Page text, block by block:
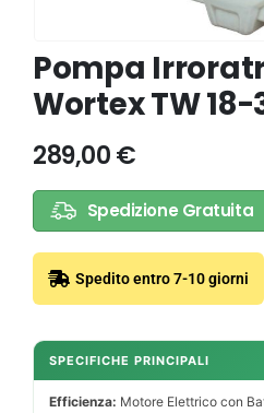
Pompa
Wortex TW 18-
289,00€
Spedizione Gratuita
Spedito entro 7-10 giorni
SPECIFICHE PRINCIPALI
Efficienza: Motore Elettrico con